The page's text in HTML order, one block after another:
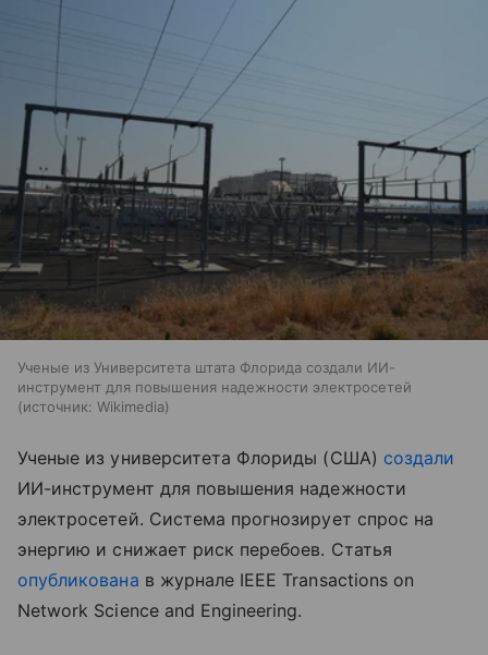
Ученые из Университета штата Флорида создали ИИ-
инструмент для повышения надежности электросетей
источник: Wikimedia
Ученые из университета Флориды (США) создали
ИИ-инструмент для повышения надежности
электросетей. Система прогнозирует спрос на
энергию и снижает риск перебоев. Статья
опубликована в журнале IEEE Transactions on
Network Science and Engineering.